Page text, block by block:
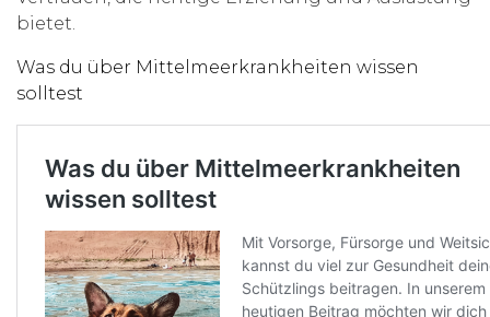
bietet.
Was du über Mittelmeerkrankheiten wissen
solltest